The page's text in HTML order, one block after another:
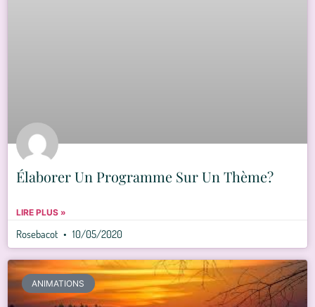
Élaborer Un Programme Sur Un Thème?
LIRE PLUS »
Rosebacot 10/05/2020
ANIMATIONS